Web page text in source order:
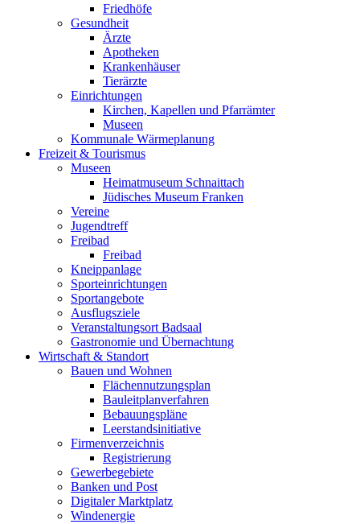
Friedhöfe
Gesundheit
Ärzte
Apotheken
Krankenhäuser
Tierärzte
Einrichtungen
Kirchen, Kapellen und Pfarrämter
Museen
Kommunale Wärmeplanung
Freizeit & Tourismus
Museen
Heimatmuseum Schnaittach
Jüdisches Museum Franken
Vereine
Jugendtreff
Freibad
Freibad
Kneippanlage
Sporteinrichtungen
Sportangebote
Ausflugsziele
Veranstaltungsort Badsaal
Gastronomie und Übernachtung
Wirtschaft & Standort
Bauen und Wohnen
Flächennutzungsplan
Bauleitplanverfahren
Bebauungspläne
Leerstandsinitiative
Firmenverzeichnis
Registrierung
Gewerbegebiete
Banken und Post
Digitaler Marktplatz
Windenergie